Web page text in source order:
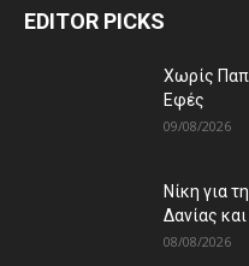
EDITOR PICKS
Χωρίς
Εφές
09/08/2026
Νίκη για
Δανίας
08/08/2026